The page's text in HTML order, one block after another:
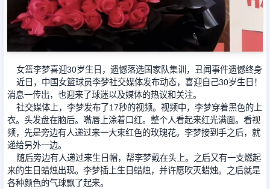
篮球集锦
足球新闻
篮球新闻
女篮李梦喜迎30岁生日，遗憾落选国家队集训，丑闻事件遗憾终身
近日，中国女篮球员李梦社交媒体发布动态，喜迎自己30岁生日！
消息一传出，也迎来了球迷以及媒体的热议和关注。
社交媒体上，李梦发布了17秒的视频。视频中，李梦穿着黑色的上
衣。头发盘在脑后。嘴唇上涂着口红。整个人看起来红光满面。看视
频，先是旁边有人递过来一大束红色的玫瑰花。李梦接到手之后，就
递给另外一边。
随后旁边有人递过来生日帽，帮李梦戴在头上。之后又有一支燃起
来的生日蜡烛出现。李梦插上生日蜡烛，并许愿吹灭蜡烛。之后就是
各种颜色的气球飘了起来。